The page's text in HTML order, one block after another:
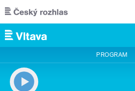
Přejít k hlavnímu obsahu
PROGRAM